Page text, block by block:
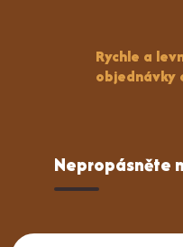
Rychle a
objednávky
Nepropásněte